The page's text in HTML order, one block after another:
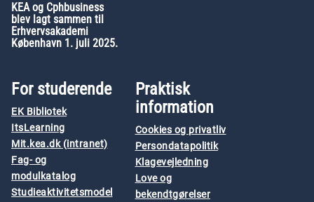
KEA og Cphbusiness
blev lagt sammen til
Erhvervsakademi
København 1. juli 2025.
For studerende
EK Bibliotek
ItsLearning
Mit.kea.dk (intranet)
Fag- og
modulkatalog
Studieaktivitetsmodel
Praktisk
information
Cookies og privatliv
Persondatapolitik
Klagevejledning
Love og
bekendtgørelser